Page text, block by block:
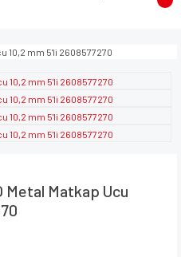
Matkap Ucu